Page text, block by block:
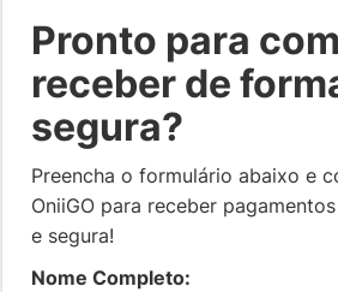
Pronto para
receber de
segura?
Preencha o formulário abaixo e
OniiGO para receber
e segura!
Nome Completo: